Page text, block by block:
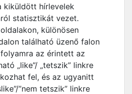
kiküldött hírlevelek
statisztikát vezet.
különösen
található üzenő falon
az érintett az
„like”/ „tetszik” linkre
fel, és az ugyanitt
”nem tetszik” linkre